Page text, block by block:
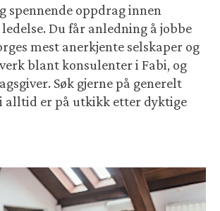
spennende oppdrag innen
Du får anledning å jobbe
mest anerkjente selskaper og
blant konsulenter i Fabi, og
Søk gjerne på generelt
alltid er på utkikk etter dyktige